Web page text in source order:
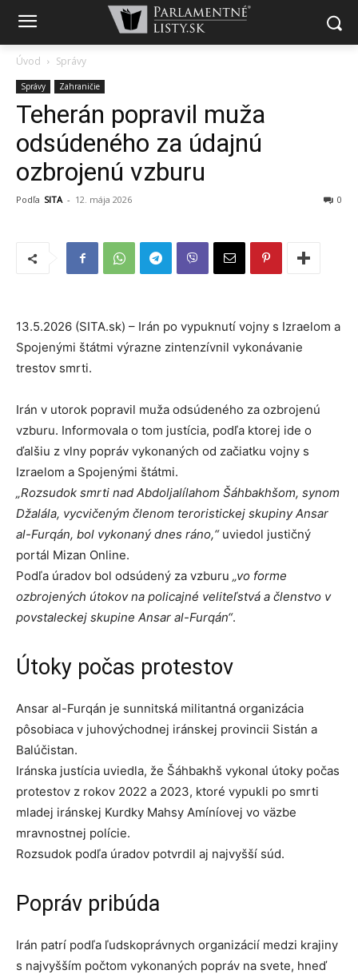
Úvod Správy
Správy Zahraničie
Teherán popravil muža
odsúdeného za údajnú
ozbrojenú vzburu
Podľa SITA - 12. mája 2026 0
13.5.2026 (SITA.sk) – Irán po vypuknutí vojny s Izraelom a
Spojenými štátmi výrazne zintenzívnil vykonávanie
trestov smrti.
Irán v utorok popravil muža odsúdeného za ozbrojenú
vzburu. Informovala o tom justícia, podľa ktorej ide o
ďalšiu z vlny popráv vykonaných od začiatku vojny s
Izraelom a Spojenými štátmi.
„Rozsudok smrti nad Abdoljalílahom Šáhbakhšom, synom
Džalála, vycvičeným členom teroristickej skupiny Ansar
al-Furqán, bol vykonaný dnes ráno,“uviedol justičný
portál Mizan Online.
Podľa úradov bol odsúdený za vzburu „vo forme
ozbrojených útokov na policajné veliteľstvá a členstvo v
povstaleckej skupine Ansar al-Furqán“.
Útoky počas protestov
Ansar al-Furqán je sunnitská militantná organizácia
pôsobiaca v juhovýchodnej iránskej provincii Sistán a
Balúčistan.
Iránska justícia uviedla, že Šáhbakhš vykonal útoky počas
protestov z rokov 2022 a 2023, ktoré vypukli po smrti
mladej iránskej Kurdky Mahsy Amíníovej vo väzbe
mravnostnej polície.
Rozsudok podľa úradov potvrdil aj najvyšší súd.
Popráv pribúda
Irán patrí podľa ľudskoprávnych organizácií medzi krajiny
s najvyšším počtom vykonaných popráv na svete, hneď